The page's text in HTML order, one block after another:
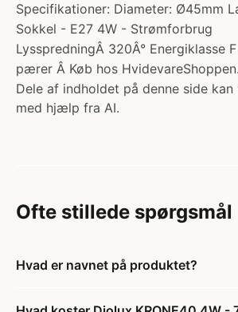
Specifikationer: Diameter: Ø45mm
Sokkel - E27 4W - Strømforbrug
LysspredningÂ 320Â° Energiklasse
pærer Â Køb hos
Dele af indholdet på denne side
med hjælp fra AI.
Ofte stillede spørgsmål
Hvad er navnet på produktet?